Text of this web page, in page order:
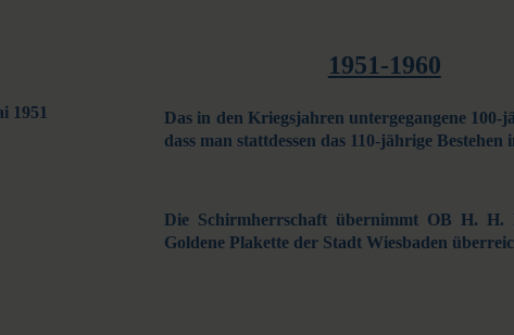
1951-1960
1951
Das in den Kriegsjahren untergegangene
dass man stattdessen das 110-jährige
Die Schirmherrschaft übernimmt OB H.
Goldene Plakette der Stadt Wies­baden